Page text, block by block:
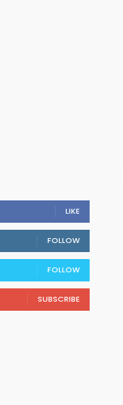
LIKE
FOLLOW
FOLLOW
SUBSCRIBE